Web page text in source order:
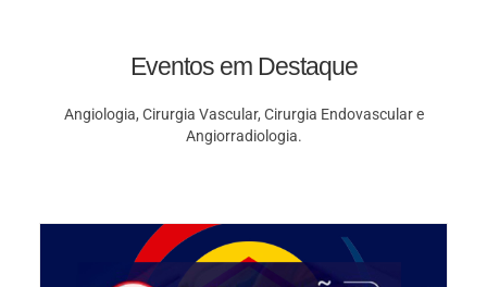
Eventos em Destaque
Angiologia, Cirurgia Vascular, Cirurgia Endovascular e
Angiorradiologia.